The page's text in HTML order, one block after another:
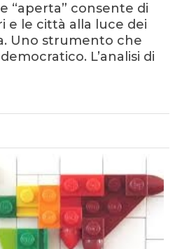
“aperta” consente di
e le città alla luce dei
Uno strumento che
L’analisi di